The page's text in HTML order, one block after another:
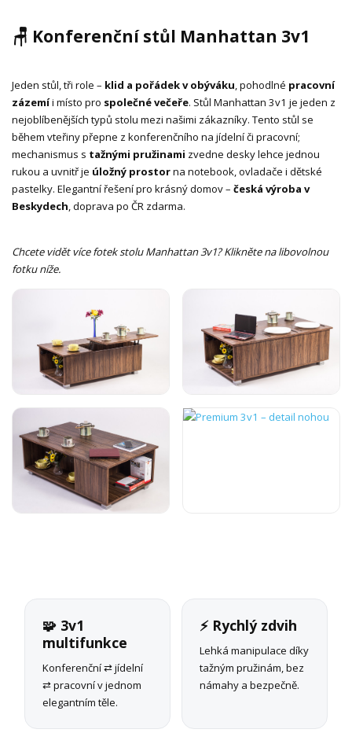
🪑 Konferenční stůl Manhattan 3v1
Jeden stůl, tři role – klid a pořádek v obýváku, pohodlné pracovní
zázemíi místo pro společné večeře. Stůl Manhattan 3v1 je jeden z
nejoblíbenějších typů stolu mezi našimi zákazníky. Tento stůl se
během vteřiny přepne z konferenčního na jídelní či pracovní;
mechanismus s tažnými pružinami zvedne desky lehce jednou
rukou a uvnitř je úložný prostorna notebook, ovladače i dětské
pastelky. Elegantní řešení pro krásný domov – česká výroba v
Beskydech, doprava po ČR zdarma.
Chcete vidět více fotek stolu Manhattan 3v1? Klikněte na libovolnou
fotku níže.
🧩 3v1
multifunkce
Konferenční ⇄ jídelní
⇄ pracovní v jednom
elegantním těle.
⚡ Rychlý zdvih
Lehká manipulace díky
tažným pružinám, bez
námahy a bezpečně.